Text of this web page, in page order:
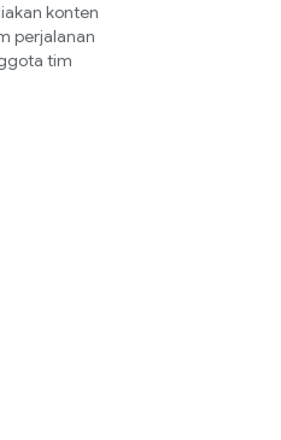
konten
perjalanan
tim